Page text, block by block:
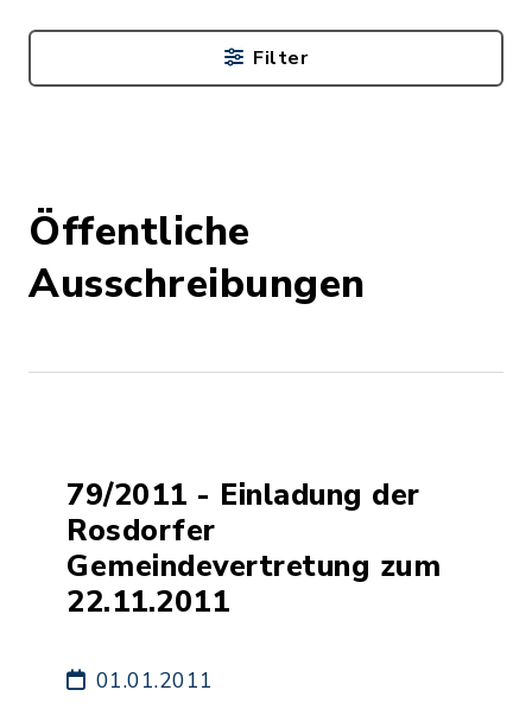
Öffentliche
Ausschreibungen
79/2011 - Einladung der
Rosdorfer
Gemeindevertretung zum
22.11.2011
01.01.2011
Filter